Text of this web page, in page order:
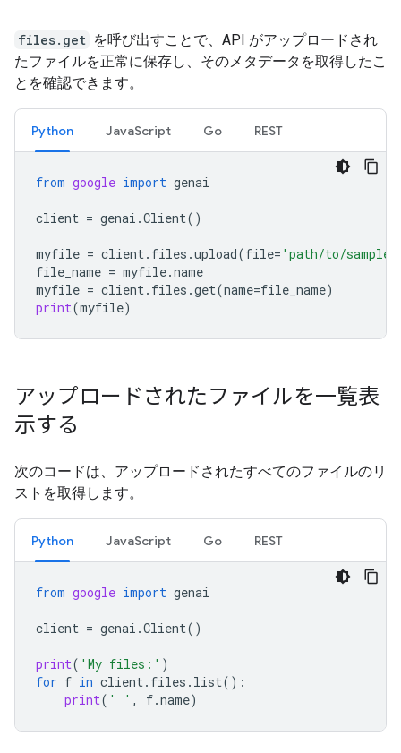
files.get を呼び出すことで、API がアップロードされ
たファイルを正常に保存し、そのメタデータを取得したこ
とを確認できます。
Python JavaScript Go REST
from google import genai
client = genai .Client()
myfile = client. files .upload(file= 'path/to/
file_name = myfile.name
myfile = client. files .get(name=file_name)
print(myfile)
アップロードされたファイルを一覧表
示する
次のコードは、アップロードされたすべてのファイルのリ
ストを取得します。
Python JavaScript Go REST
from google import genai
client = genai .Client()
print( 'My files:' )
for f in client. files . list():
print( ' ' , f.name)